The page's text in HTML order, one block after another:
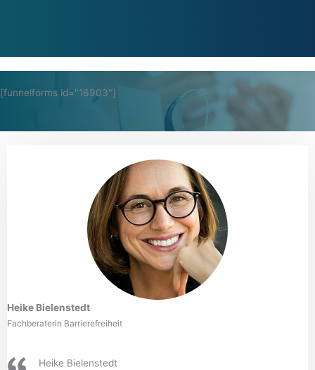
[funnelforms id="16903"]
Heike Bielenstedt
Fachberaterin Barrierefreiheit
Heike Bielenstedt